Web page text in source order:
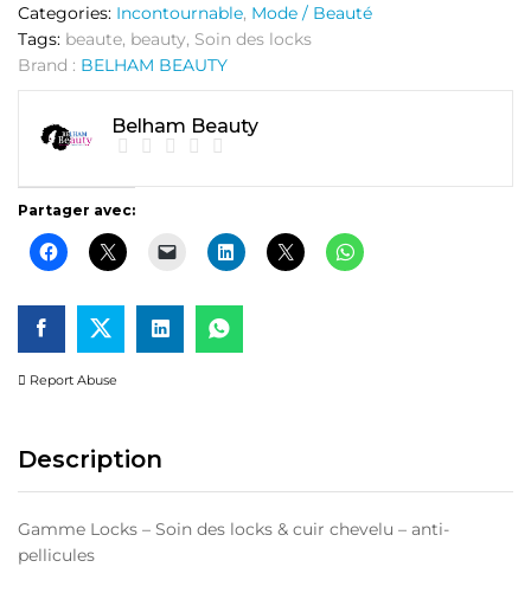
Categories: Incontournable, Mode / Beauté
Tags: beaute, beauty, Soin des locks
Brand : BELHAM BEAUTY
Belham Beauty
Partager avec:
Report Abuse
Description
Gamme Locks – Soin des locks & cuir chevelu – anti-
pellicules